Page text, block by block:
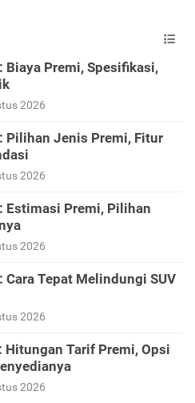
Premi, Spesifikasi,
2026
Pilihan Jenis Premi, Fitur
2026
Estimasi Premi, Pilihan
2026
Tepat Melindungi SUV
2026
Tarif Premi, Opsi
2026